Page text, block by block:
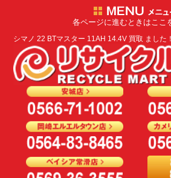
各ページに進むときはここ
シマノ 22 BTマスター 11AH 14.4V 買取 ました！